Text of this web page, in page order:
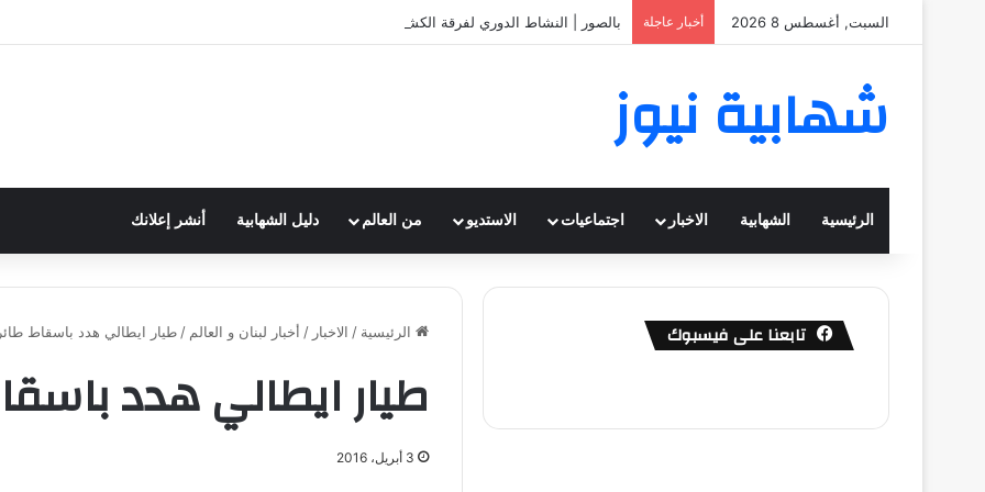
السبت, أغسطس 8 2026 أخبار عاجلة بالصور | النشاط الدوري لفرقة الكشافة في فوج الامام الصادق (ع)
شهابية نيوز
الرئيسية الشهابية الاخبار اجتماعيات الاستديو من العالم دليل الشهابية أنشر إعلانك
الرئيسية / الاخبار / أخبار لبنان و العالم / طيار ايطالي هدد باسقاط
طيار ايطالي هدد
3 أبريل، 2016
تابعنا على فيسبوك